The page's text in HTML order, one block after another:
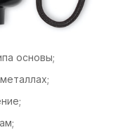
основы;